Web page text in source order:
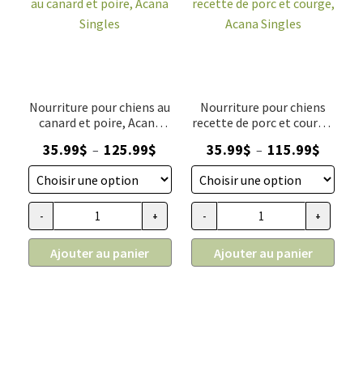
Nourriture pour chiens au
canard et poire, Acana
35.99$ – 125.99$
de
prix :
35.99$
à
quantité de Nourriture pour chiens au canard et poire, Acana
- +
Ajouter au panier
Nourriture pour chiens
recette de porc et courge,
35.99$ – 115.99$Plage
de
prix :
35.99$
à
quantité de Nourriture pour
- +
Ajouter au panier